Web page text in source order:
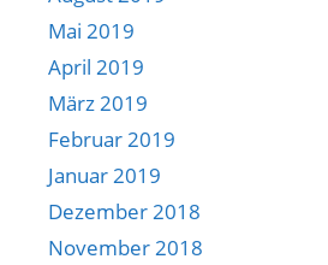
Mai 2019
April 2019
März 2019
Februar 2019
Januar 2019
Dezember 2018
November 2018